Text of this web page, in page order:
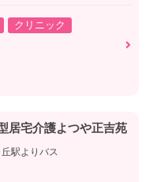
クリニック
居宅介護よつや正吉苑
駅よりバス